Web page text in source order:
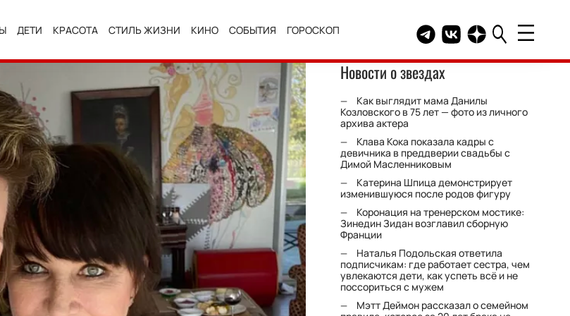
ДЕТИ КРАСОТА СТИЛЬ ЖИЗНИ КИНО СОБЫТИЯ ГОРОСКОП Telegram канал HELLO
Группа HELLO
Канал HELLO в
Новости о звездах
Как выглядит мама Данилы
Козловского в 75 лет — фото из личного
архива актера
Клава Кока показала кадры с
девичника в преддверии свадьбы с
Димой Масленниковым
Катерина Шпица демонстрирует
изменившуюся после родов фигуру
Коронация на тренерском мостике:
Зинедин Зидан возглавил сборную
Франции
Наталья Подольская ответила
подписчикам: где работает сестра, чем
увлекаются дети, как успеть всё и не
поссориться с мужем
Мэтт Деймон рассказал о семейном